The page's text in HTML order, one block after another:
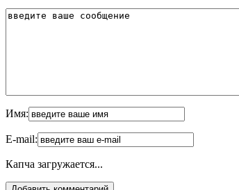
Имя:
E-mail:
Капча загружается...